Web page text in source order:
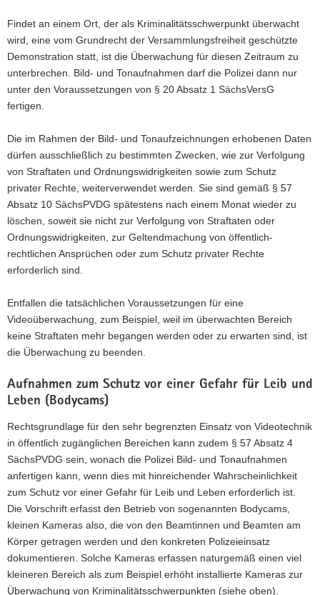
Findet an einem Ort, der als Kriminalitätsschwerpunkt überwacht
wird, eine vom Grundrecht der Versammlungsfreiheit geschützte
Demonstration statt, ist die Überwachung für diesen Zeitraum zu
unterbrechen. Bild- und Tonaufnahmen darf die Polizei dann nur
unter den Voraussetzungen von § 20 Absatz 1 SächsVersG
fertigen.
Die im Rahmen der Bild- und Tonaufzeichnungen erhobenen Daten
dürfen ausschließlich zu bestimmten Zwecken, wie zur Verfolgung
von Straftaten und Ordnungswidrigkeiten sowie zum Schutz
privater Rechte, weiterverwendet werden. Sie sind gemäß § 57
Absatz 10 SächsPVDG spätestens nach einem Monat wieder zu
löschen, soweit sie nicht zur Verfolgung von Straftaten oder
Ordnungswidrigkeiten, zur Geltendmachung von öffentlich-
rechtlichen Ansprüchen oder zum Schutz privater Rechte
erforderlich sind.
Entfallen die tatsächlichen Voraussetzungen für eine
Videoüberwachung, zum Beispiel, weil im überwachten Bereich
keine Straftaten mehr begangen werden oder zu erwarten sind, ist
die Überwachung zu beenden.
Aufnahmen zum Schutz vor einer Gefahr für Leib und
Leben (Bodycams)
Rechtsgrundlage für den sehr begrenzten Einsatz von Videotechnik
in öffentlich zugänglichen Bereichen kann zudem § 57 Absatz 4
SächsPVDG sein, wonach die Polizei Bild- und Tonaufnahmen
anfertigen kann, wenn dies mit hinreichender Wahrscheinlichkeit
zum Schutz vor einer Gefahr für Leib und Leben erforderlich ist.
Die Vorschrift erfasst den Betrieb von sogenannten Bodycams,
kleinen Kameras also, die von den Beamtinnen und Beamten am
Körper getragen werden und den konkreten Polizeieinsatz
dokumentieren. Solche Kameras erfassen naturgemäß einen viel
kleineren Bereich als zum Beispiel erhöht installierte Kameras zur
Überwachung von Kriminalitätsschwerpunkten (siehe oben).